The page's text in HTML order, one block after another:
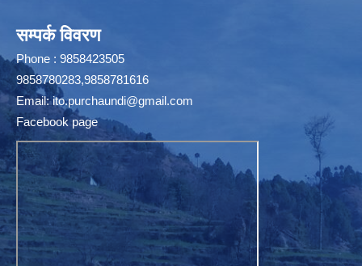
सम्पर्क विवरण
Phone : 9858423505
9858780283,9858781616
Email:ito.purchaundi@gmail.com
Facebook page